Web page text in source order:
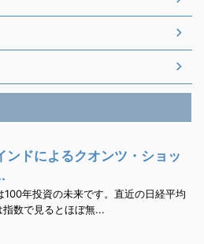
ンドによるクオンツ・ショッ
100年投資の未来です。直近の日経平均
指数で見るとほぼ無...